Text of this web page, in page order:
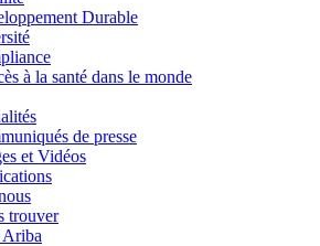
Durable
à la santé dans le monde
de presse
et Vidéos
trouver
Ariba